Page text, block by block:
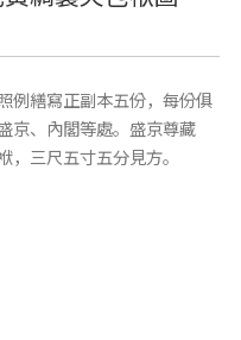
例繕寫正副本五份，每份俱
京、內閣等處。盛京尊藏
三尺五寸五分見方。